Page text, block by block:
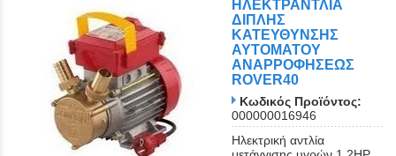
ΗΛΕΚΤΡΑΝΤΛΙΑ
ΔΙΠΛΗΣ
ΚΑΤΕΥΘΥΝΣΗΣ
ΑΥΤΟΜΑΤΟΥ
ΑΝΑΡΡΟΦΗΣΕΩΣ
ROVER40
Κωδικός Προϊόντος:
000000016946
Ηλεκτρική αντλία